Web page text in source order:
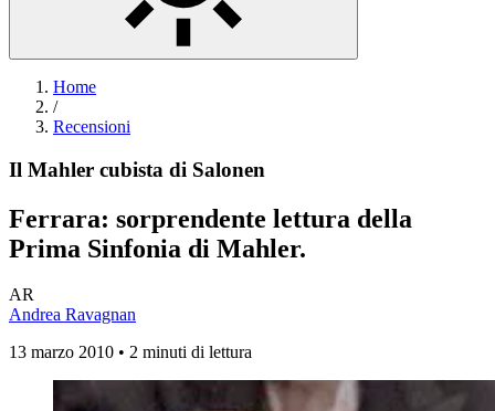
Home
/
Recensioni
Il Mahler cubista di Salonen
Ferrara: sorprendente lettura della
Prima Sinfonia di Mahler.
AR
Andrea Ravagnan
13 marzo 2010 • 2 minuti di lettura